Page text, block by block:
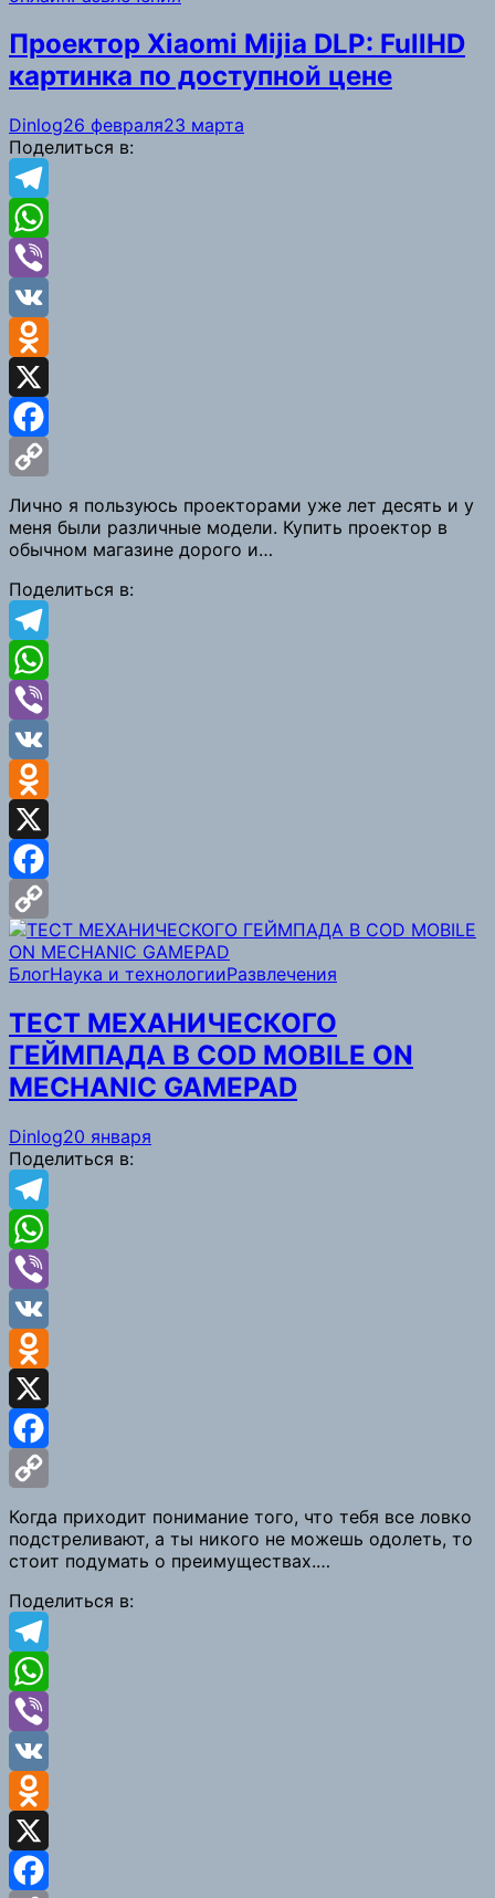
Проектор Xiaomi Mijia DLP: FullHD
картинка по доступной цене
Dinlog26 февраля23 марта
Поделиться в:
Telegram
WhatsApp
Viber
VK
Odnoklassniki
X
Facebook
Copy
Link
Лично я пользуюсь проекторами уже лет десять и у
меня были различные модели. Купить проектор в
обычном магазине дорого и…
Поделиться в:
Telegram
WhatsApp
Viber
VK
Odnoklassniki
X
Facebook
Copy
Link
БлогНаука и технологииРазвлечения
ТЕСТ МЕХАНИЧЕСКОГО
ГЕЙМПАДА В COD MOBILE ON
MECHANIC GAMEPAD
Dinlog20 января
Поделиться в:
Telegram
WhatsApp
Viber
VK
Odnoklassniki
X
Facebook
Copy
Link
Когда приходит понимание того, что тебя все ловко
подстреливают, а ты никого не можешь одолеть, то
стоит подумать о преимуществах.…
Поделиться в:
Telegram
WhatsApp
Viber
VK
Odnoklassniki
X